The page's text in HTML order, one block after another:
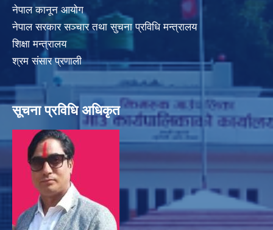
नेपाल कानून आयोग
नेपाल सरकार सञ्चार तथा सुचना प्रविधि मन्त्रालय
शिक्षा मन्त्रालय
श्रम संसार प्रणाली
सूचना प्रविधि अधिकृत